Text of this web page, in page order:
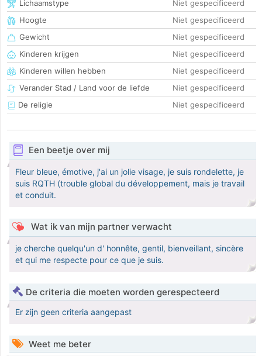
Lichaamstype
Niet gespecificeerd
Hoogte
Niet gespecificeerd
Gewicht
Niet gespecificeerd
Kinderen krijgen
Niet gespecificeerd
Kinderen willen hebben
Niet gespecificeerd
Verander Stad / Land voor de liefde
Niet gespecificeerd
De religie
Niet gespecificeerd
Een beetje over mij
Fleur bleue, émotive, j'ai un jolie visage, je suis rondelette, je
suis RQTH (trouble global du développement, mais je travail
et conduit.
Wat ik van mijn partner verwacht
je cherche quelqu'un d' honnête, gentil, bienveillant, sincère
et qui me respecte pour ce que je suis.
De criteria die moeten worden gerespecteerd
Er zijn geen criteria aangepast
Weet me beter